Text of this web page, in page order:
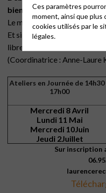
bienvenu(e)s !
Le matériel sera mis à votre
Et si vous ne pouvez
libre de créer des articles
(Coordinatrice : Anne-Laure
Ateliers en Journée de 14h30
17h00
Mercredi 8 Avril
Lundi 11 Mai
Mercredi 10Juin
Jeudi 2Juillet
Sur inscription
Ces paramètres
moment, ainsi que plus
cookies utilisés par le
légales.